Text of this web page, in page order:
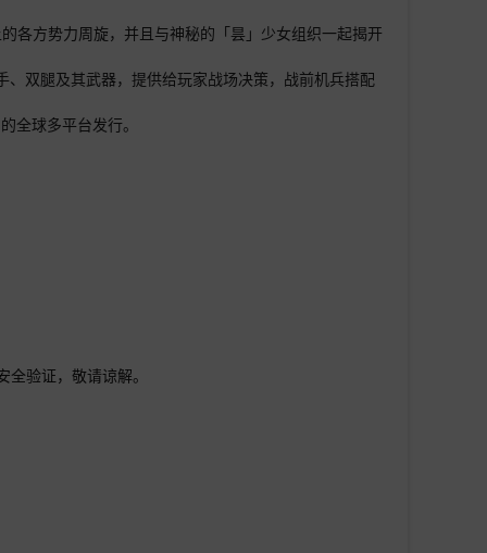
各方势力周旋，并且与神秘的「昙」少女组织一起揭开
双腿及其武器，提供给玩家战场决策，战前机兵搭配
全球多平台发行。
验证，敬请谅解。